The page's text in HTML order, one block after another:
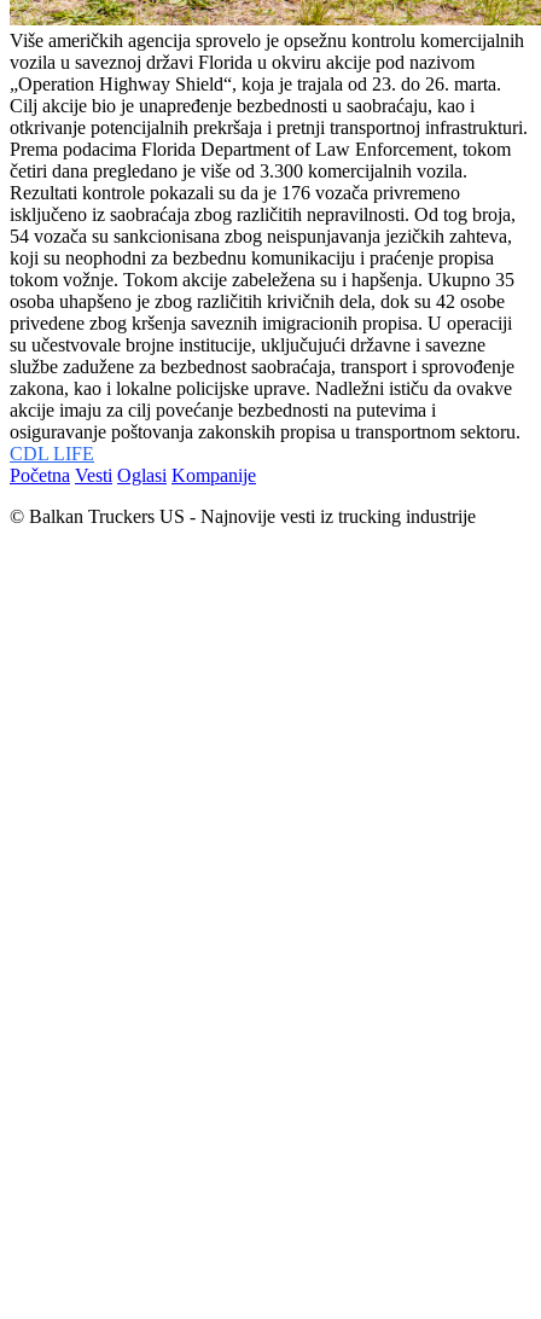
Više američkih agencija sprovelo je opsežnu kontrolu komercijalnih
vozila u saveznoj državi Florida u okviru akcije pod nazivom
„Operation Highway Shield“, koja je trajala od 23. do 26. marta.
Cilj akcije bio je unapređenje bezbednosti u saobraćaju, kao i
otkrivanje potencijalnih prekršaja i pretnji transportnoj infrastrukturi.
Prema podacima Florida Department of Law Enforcement, tokom
četiri dana pregledano je više od 3.300 komercijalnih vozila.
Rezultati kontrole pokazali su da je 176 vozača privremeno
isključeno iz saobraćaja zbog različitih nepravilnosti. Od tog broja,
54 vozača su sankcionisana zbog neispunjavanja jezičkih zahteva,
koji su neophodni za bezbednu komunikaciju i praćenje propisa
tokom vožnje. Tokom akcije zabeležena su i hapšenja. Ukupno 35
osoba uhapšeno je zbog različitih krivičnih dela, dok su 42 osobe
privedene zbog kršenja saveznih imigracionih propisa. U operaciji
su učestvovale brojne institucije, uključujući državne i savezne
službe zadužene za bezbednost saobraćaja, transport i sprovođenje
zakona, kao i lokalne policijske uprave. Nadležni ističu da ovakve
akcije imaju za cilj povećanje bezbednosti na putevima i
osiguravanje poštovanja zakonskih propisa u transportnom sektoru.
CDL LIFE
Početna Vesti Oglasi Kompanije
© Balkan Truckers US - Najnovije vesti iz trucking industrije